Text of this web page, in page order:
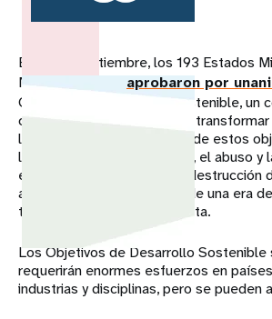
El 25 de septiembre, los 193 Estados
Naciones Unidas aprobaron por
Objetivos de Desarrollo Sostenible, un
objetivos cuyo propósito es
los próximos 15 años. El fin de estos
la pobreza, la discriminación, el abuso y
evitables, hacer frente a la destrucción
ambiente y marcar el inicio de una era
todos los pueblos del planeta.
Los Objetivos de Desarrollo Sostenible
requerirán enormes esfuerzos en
industrias y disciplinas, pero se pueden